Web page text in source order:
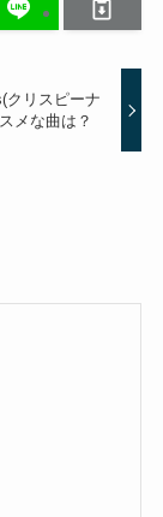
クリスピーナ
メな曲は？